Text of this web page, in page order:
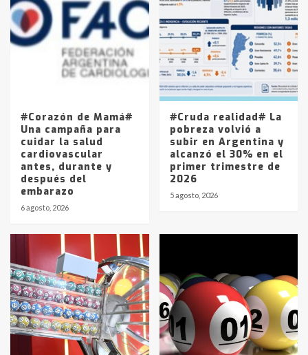
4
joven de Trenque Lauquen
Los precios de los combustibles en
La Pampa, desde YPF hasta Axion
entre 857 a 1338 pesos
#Corazón de Mamá#
Una campaña para
cuidar la salud
cardiovascular
antes, durante y
después del
embarazo
6 agosto, 2026
#Cruda realidad# La
pobreza volvió a
subir en Argentina y
alcanzó el 30% en el
primer trimestre de
2026
5 agosto, 2026